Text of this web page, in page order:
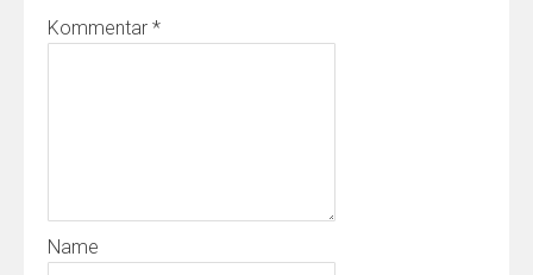
Kommentar *
Name